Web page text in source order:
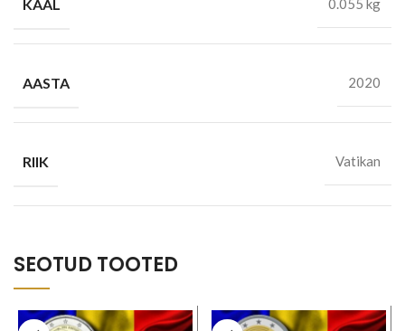
KAAL 0.055 kg
AASTA 2020
RIIK Vatikan
SEOTUD TOOTED